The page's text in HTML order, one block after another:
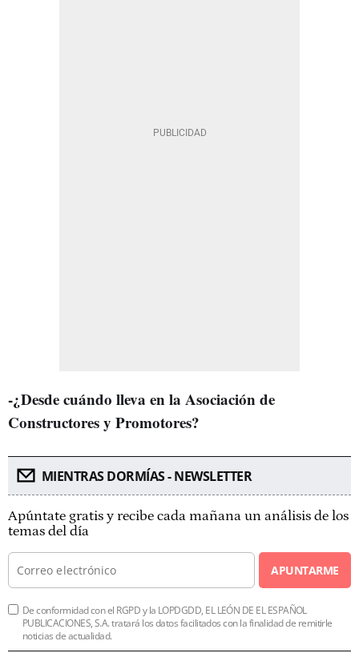
-¿Desde cuándo lleva en la Asociación de
Constructores y Promotores?
MIENTRAS DORMÍAS - NEWSLETTER
Apúntate gratis y recibe cada mañana un análisis de los
temas del día
APUNTARME
De conformidad con el RGPD y la LOPDGDD, EL LEÓN DE EL ESPAÑOL
PUBLICACIONES, S.A. tratará los datos facilitados con la finalidad de remitirle
noticias de actualidad.